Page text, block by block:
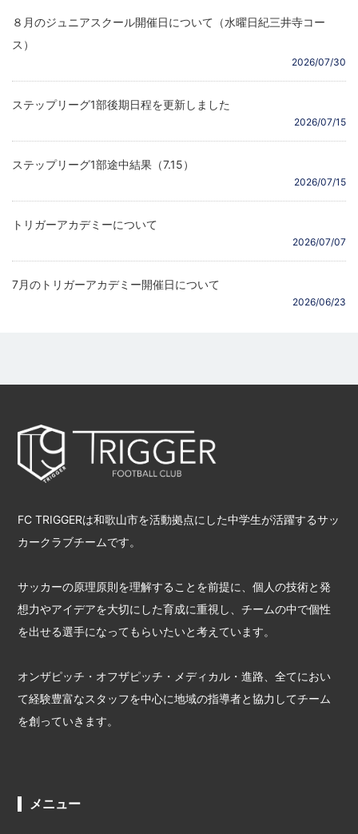
８月のジュニアスクール開催日について（水曜日紀三井寺コー
ス）
2026/07/30
ステップリーグ1部後期日程を更新しました
2026/07/15
ステップリーグ1部途中結果（7.15）
2026/07/15
トリガーアカデミーについて
2026/07/07
7月のトリガーアカデミー開催日について
2026/06/23
FC TRIGGERは和歌山市を活動拠点にした中学生が活躍するサッ
カークラブチームです。
サッカーの原理原則を理解することを前提に、個人の技術と発
想力やアイデアを大切にした育成に重視し、チームの中で個性
を出せる選手になってもらいたいと考えています。
オンザピッチ・オフザピッチ・メディカル・進路、全てにおい
て経験豊富なスタッフを中心に地域の指導者と協力してチーム
を創っていきます。
メニュー